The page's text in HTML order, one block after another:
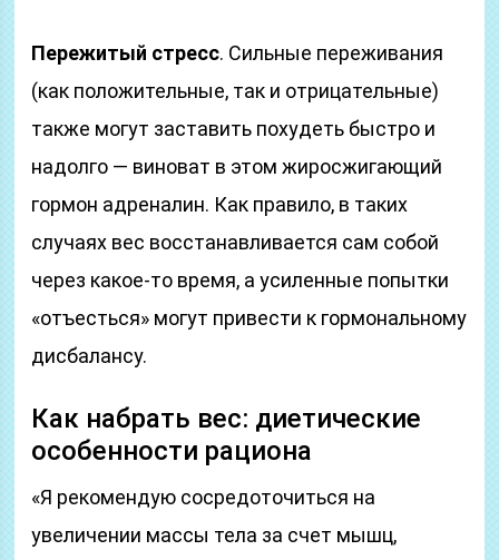
Пережитый стресс. Сильные переживания
(как положительные, так и отрицательные)
также могут заставить похудеть быстро и
надолго — виноват в этом жиросжигающий
гормон адреналин. Как правило, в таких
случаях вес восстанавливается сам собой
через какое-то время, а усиленные попытки
«отъесться» могут привести к гормональному
дисбалансу.
Как набрать вес: диетические
особенности рациона
«Я рекомендую сосредоточиться на
увеличении массы тела за счет мышц,